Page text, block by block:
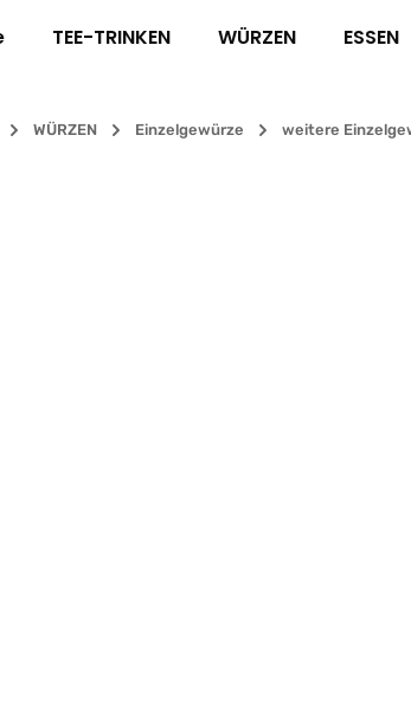
springen
TEE-TRINKEN WÜRZEN ESSEN
WÜRZEN Einzelgewürze weitere